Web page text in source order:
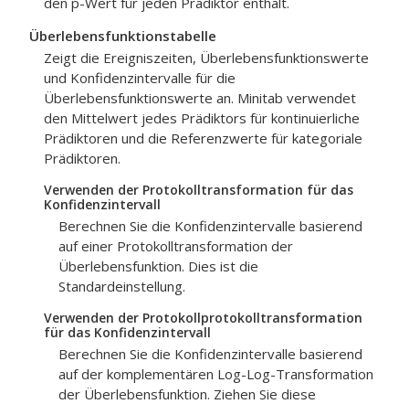
Überlebensfunktionstabelle
Zeigt die Ereigniszeiten, Überlebensfunktionswerte
und Konfidenzintervalle für die
Überlebensfunktionswerte an. Minitab verwendet
den Mittelwert jedes Prädiktors für kontinuierliche
Prädiktoren und die Referenzwerte für kategoriale
Prädiktoren.
Verwenden der Protokolltransformation für das
Konfidenzintervall
Berechnen Sie die Konfidenzintervalle basierend
auf einer Protokolltransformation der
Überlebensfunktion. Dies ist die
Standardeinstellung.
Verwenden der Protokollprotokolltransformation
für das Konfidenzintervall
Berechnen Sie die Konfidenzintervalle basierend
auf der komplementären Log-Log-Transformation
der Überlebensfunktion. Ziehen Sie diese